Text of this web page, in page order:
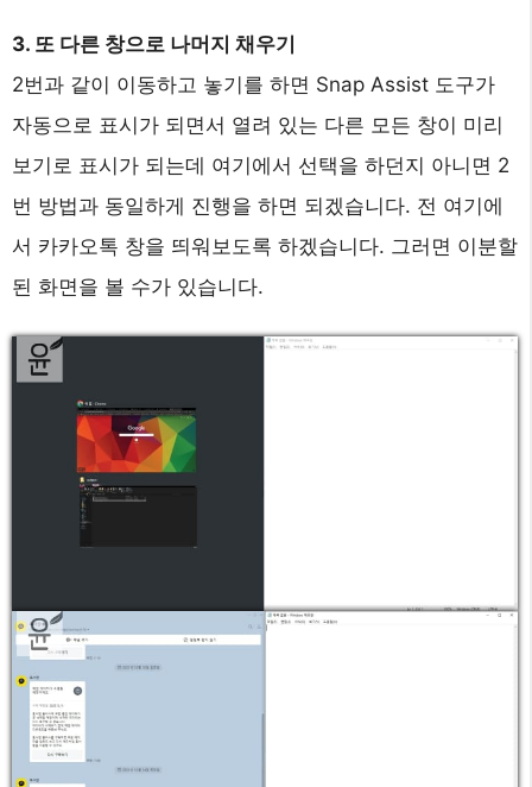
3. 또 다른 창으로 나머지 채우기
2번과 같이 이동하고 놓기를 하면 Snap Assist 도구가
자동으로 표시가 되면서 열려 있는 다른 모든 창이 미리
보기로 표시가 되는데 여기에서 선택을 하던지 아니면 2
번 방법과 동일하게 진행을 하면 되겠습니다. 전 여기에
서 카카오톡 창을 띄워보도록 하겠습니다. 그러면 이분할
된 화면을 볼 수가 있습니다.